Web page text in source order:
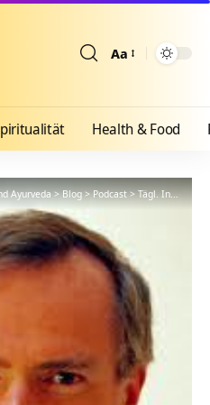
Aa
Health & Food
Ayurveda>Blog>Podcast>Tägl. Inspiration